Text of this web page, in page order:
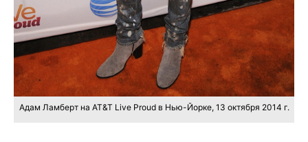
Адам Ламберт на AT&T Live Proud в Нью-Йорке, 13 октября 2014 г.